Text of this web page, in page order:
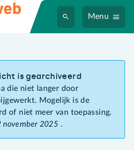
Menu
voordelen, maar er zijn te veel apps
is gearchiveerd
die niet langer door
Mogelijk is de
of niet meer van toepassing.
november 2025 .